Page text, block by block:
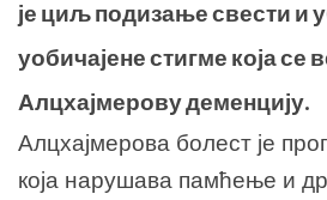
је циљ подизање свести и
уобичајене стигме која се
Алцхајмерову деменцију.
Алцхајмерова болест је
која нарушава памћење и